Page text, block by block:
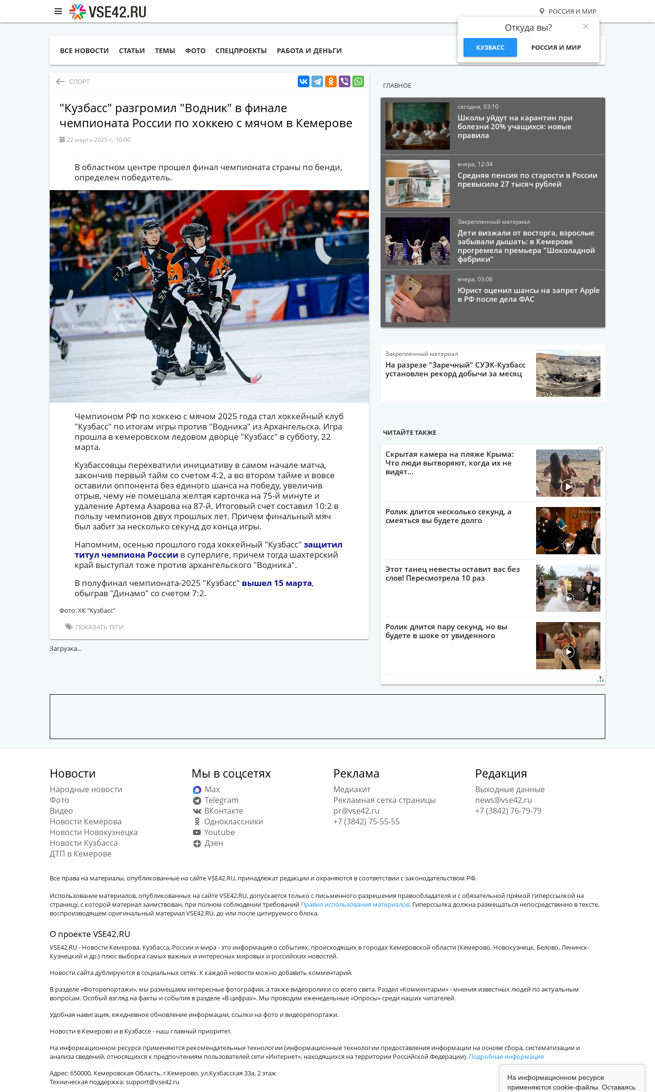
РОССИЯ И МИР
Откуда вы?
КУЗБАСС РОССИЯ И МИР
ВСЕ НОВОСТИ СТАТЬИ ТЕМЫ ФОТО СПЕЦПРОЕКТЫ РАБОТА И ДЕНЬГИ Поиск
СПОРТ
"Кузбасс" разгромил "Водник" в финале
чемпионата России по хоккею с мячом в Кемерове
22 марта 2025 г., 10:00
В областном центре прошел финал чемпионата страны по бенди,
определен победитель.
Чемпионом РФ по хоккею с мячом 2025 года стал хоккейный клуб
"Кузбасс" по итогам игры против "Водника" из Архангельска. Игра
прошла в кемеровском ледовом дворце "Кузбасс" в субботу, 22
марта.
Кузбассовцы перехватили инициативу в самом начале матча,
закончив первый тайм со счетом 4:2, а во втором тайме и вовсе
оставили оппонента без единого шанса на победу, увеличив
отрыв, чему не помешала желтая карточка на 75-й минуте и
удаление Артема Азарова на 87-й. Итоговый счет составил 10:2 в
пользу чемпионов двух прошлых лет. Причем финальный мяч
был забит за несколько секунд до конца игры.
Напомним, осенью прошлого года хоккейный "Кузбасс" защитил
титул чемпиона России в суперлиге, причем тогда шахтерский
край выступал тоже против архангельского "Водника".
В полуфинал чемпионата-2025 "Кузбасс" вышел 15 марта,
обыграв "Динамо" со счетом 7:2.
Фото: ХК "Кузбасс"
ПОКАЗАТЬ ТЕГИ
Загрузка...
ГЛАВНОЕ
сегодня, 03:10
Школы уйдут на карантин при
болезни 20% учащихся: новые
правила
вчера, 12:34
Средняя пенсия по старости в России
превысила 27 тысяч рублей
Закрепленный материал
Дети визжали от восторга, взрослые
забывали дышать: в Кемерове
прогремела премьера "Шоколадной
фабрики"
вчера, 03:06
Юрист оценил шансы на запрет Apple
в РФ после дела ФАС
Закрепленный материал
На разрезе "Заречный" СУЭК-Кузбасс
установлен рекорд добычи за месяц
ЧИТАЙТЕ ТАКЖЕ
i
Скрытая камера на пляже Крыма:
Что люди вытворяют, когда их не
видят...
i
Ролик длится несколько секунд, а
смеяться вы будете долго
i
Этот танец невесты оставит вас без
слов! Пересмотрела 10 раз
i
Ролик длится пару секунд, но вы
будете в шоке от увиденного
Новости
Народные новости
Фото
Видео
Новости Кемерова
Новости Новокузнецка
Новости Кузбасса
ДТП в Кемерове
Мы в соцсетях
Max
Telegram
ВКонтакте
Одноклассники
Youtube
Дзен
Реклама
Медиакит
Рекламная сетка страницы
pr@vse42.ru
+7 (3842) 75-55-55
Редакция
Выходные данные
news@vse42.ru
+7 (3842) 76-79-79
Все права на материалы, опубликованные на сайте VSE42.RU, принадлежат редакции и охраняются в соответствии с законодательством РФ.
Использование материалов, опубликованных на сайте VSE42.RU, допускается только с письменного разрешения правообладателя и с обязательной прямой гиперссылкой на
страницу, с которой материал заимствован, при полном соблюдении требований Правил использования материалов. Гиперссылка должна размещаться непосредственно в тексте,
воспроизводящем оригинальный материал VSE42.RU, до или после цитируемого блока.
О проекте VSE42.RU
VSE42.RU - Новости Кемерова, Кузбасса, России и мира - это информация о событиях, происходящих в городах Кемеровской области (Кемерово, Новокузнецк, Белово, Ленинск-
Кузнецкий и др.) плюс выборка самых важных и интересных мировых и российских новостей.
Новости сайта дублируются в социальных сетях. К каждой новости можно добавить комментарий.
В разделе «Фоторепортажи», мы размещаем интересные фотографии, а также видеоролики со всего света. Раздел «Комментарии» - мнения известных людей по актуальным
вопросам. Особый взгляд на факты и события в разделе «В цифрах». Мы проводим еженедельные «Опросы» среди наших читателей.
Удобная навигация, ежедневное обновление информации, ссылки на фото и видеорепортажи.
Новости в Кемерово и в Кузбассе - наш главный приоритет.
На информационном ресурсе применяются рекомендательные технологии (информационные технологии предоставления информации на основе сбора, систематизации и
анализа сведений, относящихся к предпочтениям пользователей сети «Интернет», находящихся на территории Российской Федерации). Подробная информация
Адрес: 650000, Кемеровская Область, г.Кемерово, ул.Кузбасская 33а, 2 этаж
Техническая поддержка: support@vse42.ru
На информационном ресурсе
применяются cookie-файлы. Оставаясь